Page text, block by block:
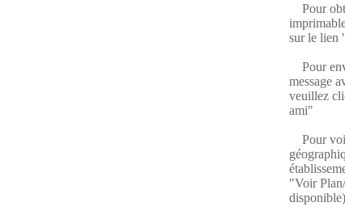
Pour
sur le lien
Pour
message
veuillez
ami"
Pour
"Voir